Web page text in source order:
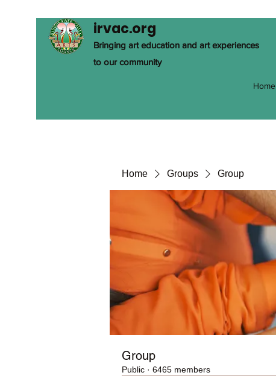
irvac.org
Bringing art education and art experiences
to our community
Home
Home Groups Group
Group
Public · 6465 members